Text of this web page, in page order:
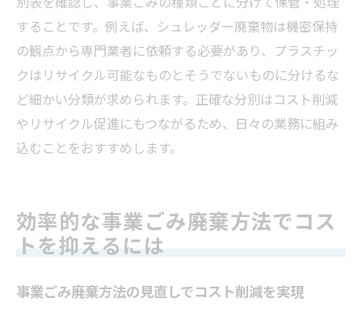
することです。例えば、シュレッダー廃棄物は機密保持
の観点から専門業者に依頼する必要があり、プラスチッ
クはリサイクル可能なものとそうでないものに分けるな
ど細かい分類が求められます。正確な分別はコスト削減
やリサイクル促進にもつながるため、日々の業務に組み
込むことをおすすめします。
効率的な事業ごみ廃棄方法でコス
トを抑えるには
事業ごみ廃棄方法の見直しでコスト削減を実現